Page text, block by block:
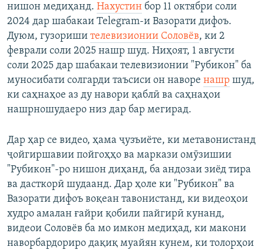
нишон медиҳанд. Нахустин бор 11 октябри соли
2024 дар шабакаи Telegram-и Вазорати дифоъ.
Дуюм, гузориши телевизионии Соловёв, ки 2
феврали соли 2025 нашр шуд. Ниҳоят, 1 августи
соли 2025 дар шабакаи телевизионии "Рубикон" ба
муносибати солгарди таъсиси он наворе нашр шуд,
ки саҳнаҳое аз ду навори қаблӣ ва саҳнаҳои
нашрношудаеро низ дар бар мегирад.
Дар ҳар се видео, ҳама ҷузъиёте, ки метавонистанд
ҷойгиршавии пойгоҳҳо ва маркази омӯзишии
"Рубикон"-ро нишон диҳанд, ба андозаи зиёд тира
ва дасткорӣ шудаанд. Дар ҳоле ки "Рубикон" ва
Вазорати дифоъ воқеан тавонистанд, ки видеоҳои
худро амалан ғайри қобили пайгирӣ кунанд,
видеои Соловёв ба мо имкон медиҳад, ки макони
наворбардориро дақиқ муайян кунем, ки толорҳои